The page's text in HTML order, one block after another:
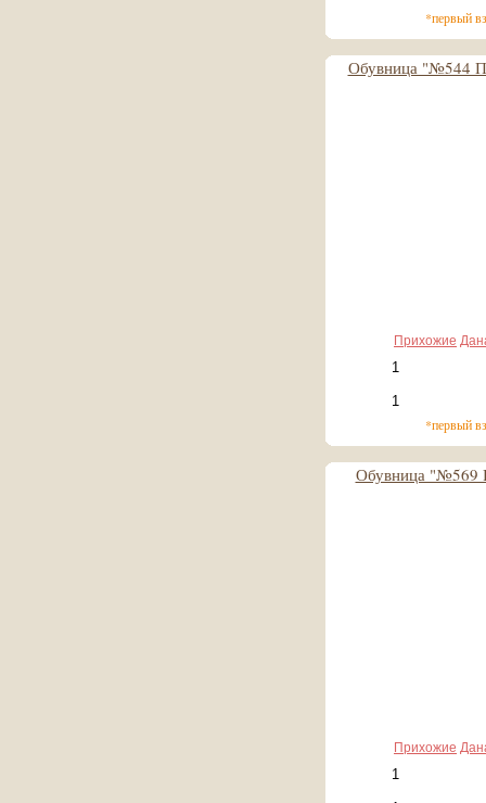
*первый
Обувница "№544
Прихожие
*первый
Обувница "№569
Прихожие